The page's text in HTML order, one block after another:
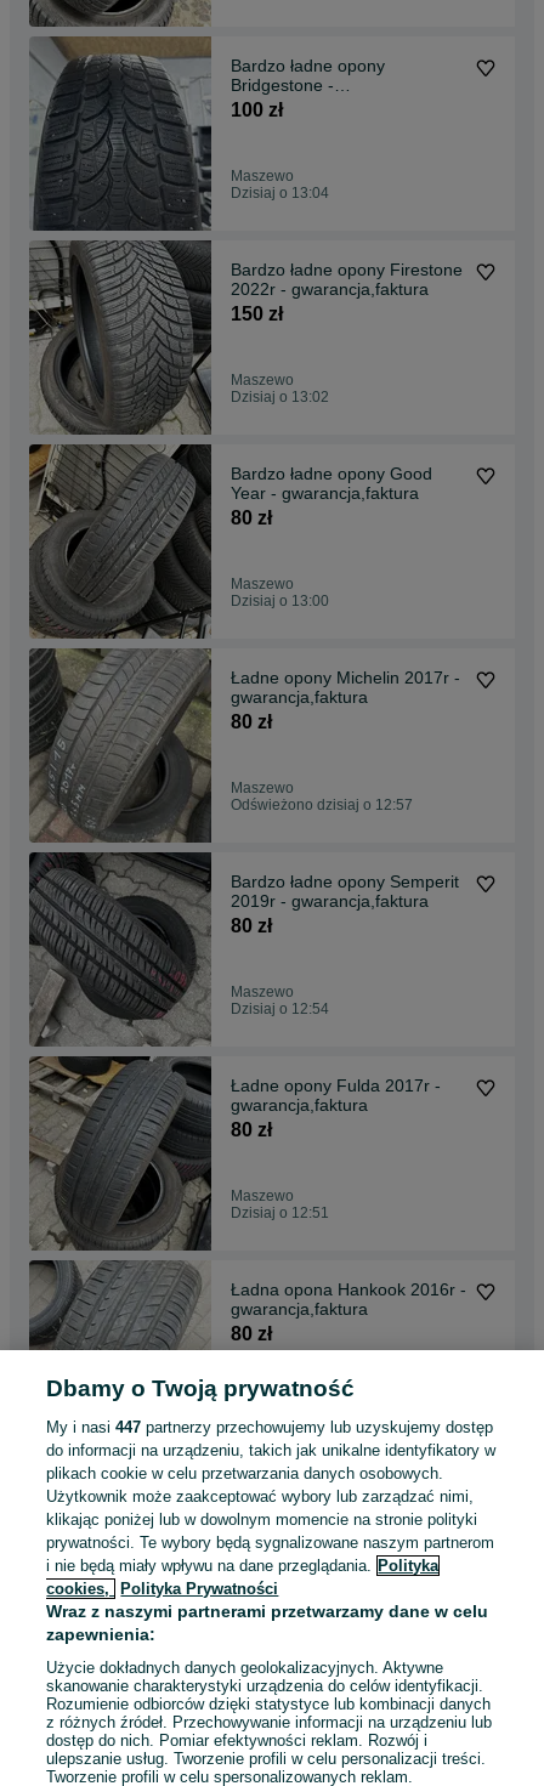
Bardzo ładne opony
Bridgestone -
gwarancja,montaż,faktura
100 zł
Maszewo
Dzisiaj o 13:04
Bardzo ładne opony Firestone
2022r - gwarancja,faktura
150 zł
Maszewo
Dzisiaj o 13:02
Bardzo ładne opony Good
Year - gwarancja,faktura
80 zł
Maszewo
Dzisiaj o 13:00
Ładne opony Michelin 2017r -
gwarancja,faktura
80 zł
Maszewo
Odświeżono dzisiaj o 12:57
Bardzo ładne opony Semperit
2019r - gwarancja,faktura
80 zł
Maszewo
Dzisiaj o 12:54
Ładne opony Fulda 2017r -
gwarancja,faktura
80 zł
Maszewo
Dzisiaj o 12:51
Ładna opona Hankook 2016r -
gwarancja,faktura
80 zł
Maszewo
Odświeżono dzisiaj o 12:49
Bardzo ładne opony Fulda
2022r - gwarancja,faktura
80 zł
Maszewo
Dzisiaj o 12:47
1 2 3 ... 71
Dbamy o Twoją prywatność
My i nasi447 partnerzy przechowujemy lub uzyskujemy dostęp
do informacji na urządzeniu, takich jak unikalne identyfikatory w
plikach cookie w celu przetwarzania danych osobowych.
Użytkownik może zaakceptować wybory lub zarządzać nimi,
klikając poniżej lub w dowolnym momencie na stronie polityki
prywatności. Te wybory będą sygnalizowane naszym partnerom
i nie będą miały wpływu na dane przeglądania. Polityka
cookies,
Polityka Prywatności
Wraz z naszymi partnerami przetwarzamy dane w celu
zapewnienia:
Użycie dokładnych danych geolokalizacyjnych. Aktywne
skanowanie charakterystyki urządzenia do celów identyfikacji.
Rozumienie odbiorców dzięki statystyce lub kombinacji danych
z różnych źródeł. Przechowywanie informacji na urządzeniu lub
dostęp do nich. Pomiar efektywności reklam. Rozwój i
ulepszanie usług. Tworzenie profili w celu personalizacji treści.
Tworzenie profili w celu spersonalizowanych reklam.